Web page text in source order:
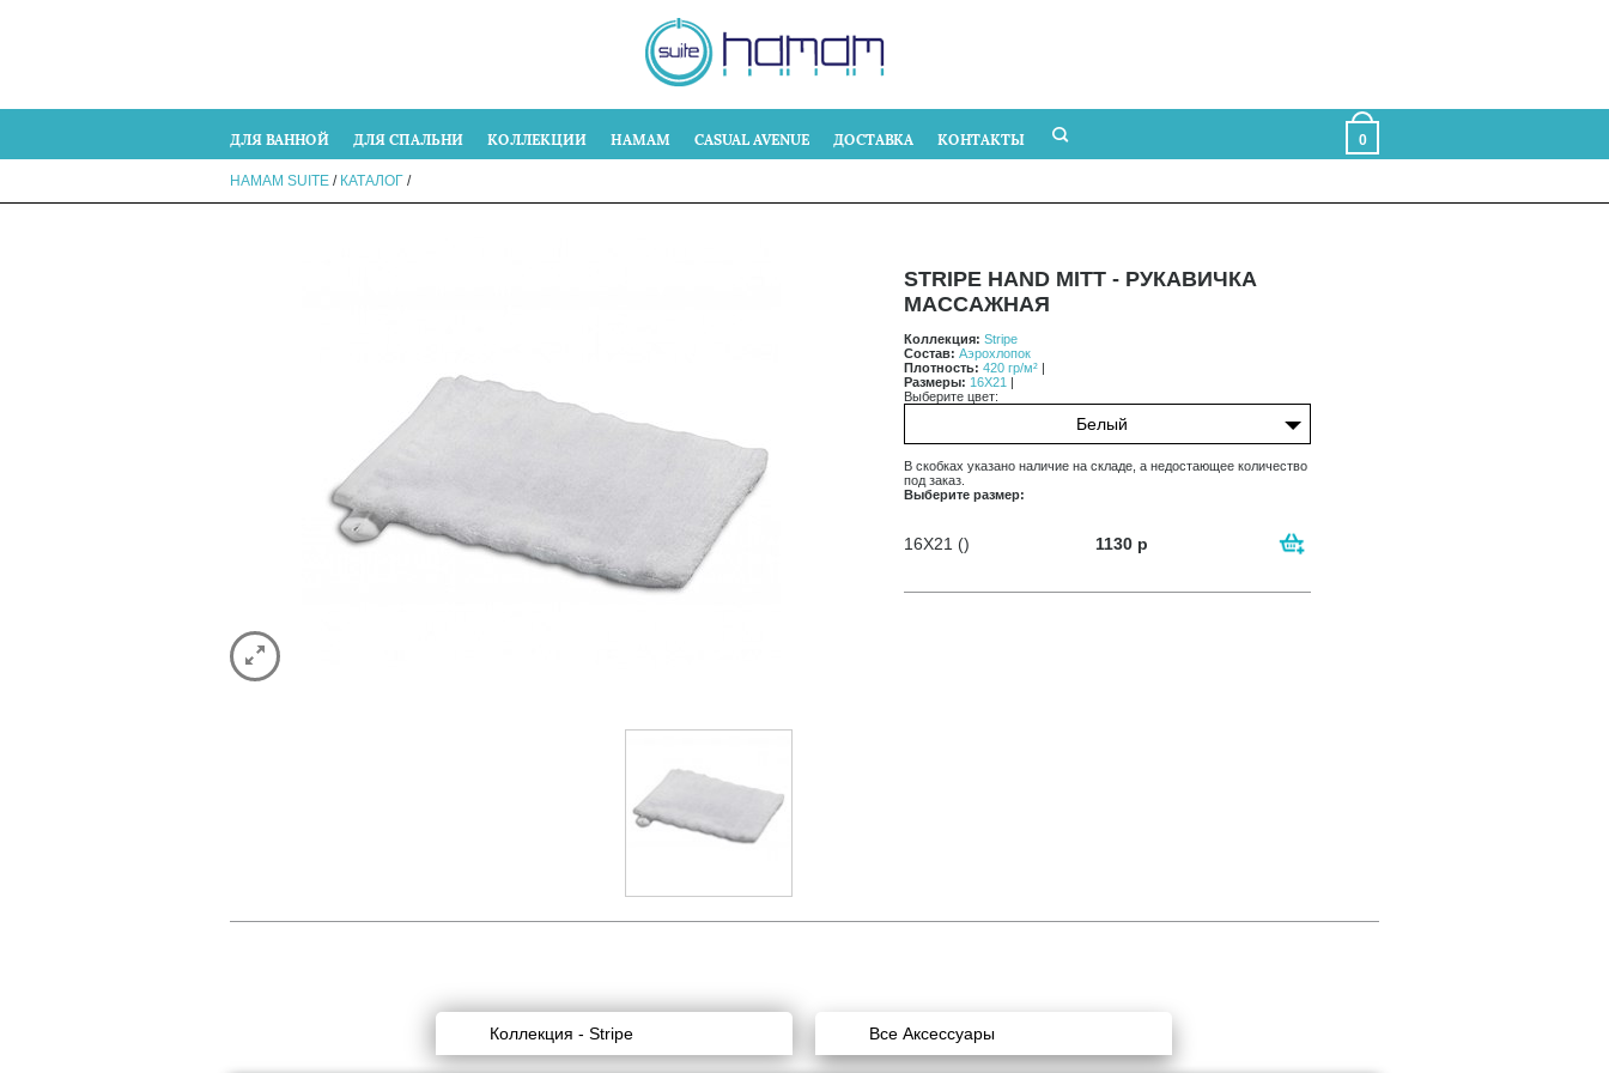
ДЛЯ ВАННОЙ ДЛЯ СПАЛЬНИ КОЛЛЕКЦИИ HAMAM CASUAL AVENUE ДОСТАВКА КОНТАКТЫ 0
HAMAM SUITE / КАТАЛОГ /
STRIPE HAND MITT - РУКАВИЧКА
МАССАЖНАЯ
Коллекция: Stripe
Состав: Аэрохлопок
Плотность: 420 гр/м² |
Размеры: 16X21 |
Выберите цвет:
Белый
В скобках указано наличие на складе, а недостающее количество
под заказ.
Выберите размер:
16X21 () 1130 р
Коллекция - Stripe Все Аксессуары